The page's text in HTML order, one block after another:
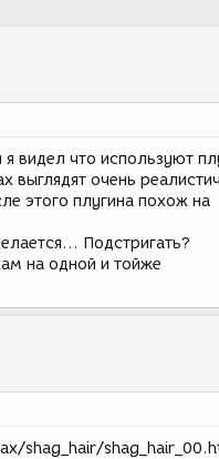
видел что используют
выглядят очень
этого плугина похож на
Подстригать?
на одной и тойже
shag_hair/